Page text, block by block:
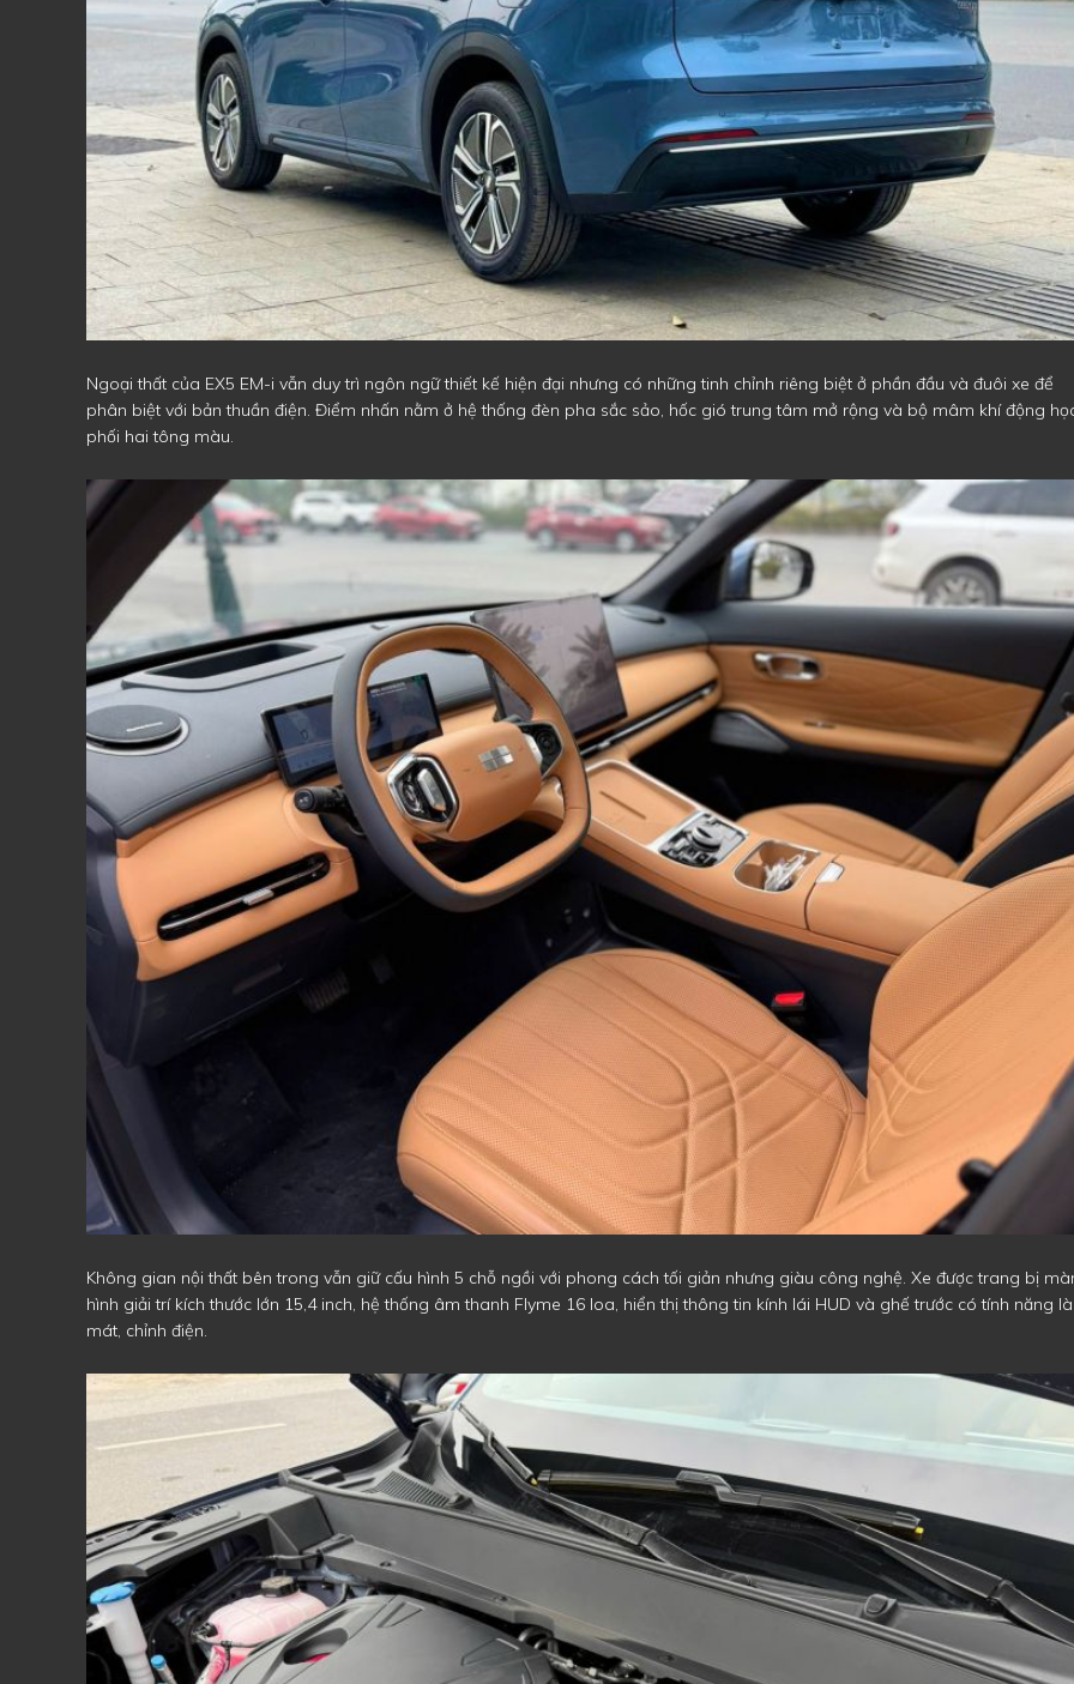
Ngoại thất của EX5 EM-i vẫn duy trì ngôn ngữ thiết kế hiện đại nhưng có những tinh chỉnh riêng biệt ở phần đầu và đuôi xe để
phân biệt với bản thuần điện. Điểm nhấn nằm ở hệ thống đèn pha sắc sảo, hốc gió trung tâm mở rộng và bộ mâm khí động
phối hai tông màu.
Không gian nội thất bên trong vẫn giữ cấu hình 5 chỗ ngồi với phong cách tối giản nhưng giàu công nghệ. Xe được trang bị
hình giải trí kích thước lớn 15,4 inch, hệ thống âm thanh Flyme 16 loa, hiển thị thông tin kính lái HUD và ghế trước có tính năng
mát, chỉnh điện.